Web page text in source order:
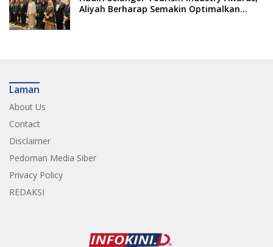
Aliyah Berharap Semakin Optimalkan
Laman
About Us
Contact
Disclaimer
Pedoman Media Siber
Privacy Policy
REDAKSI